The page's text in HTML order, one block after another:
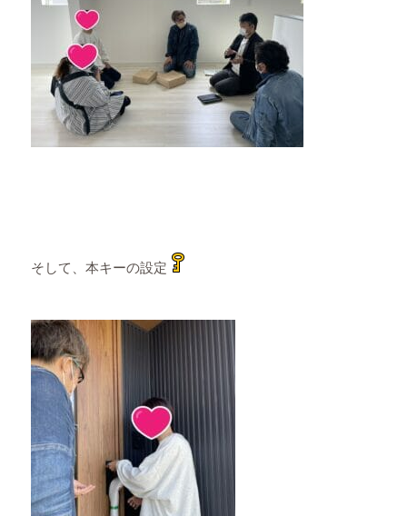
そして、本キーの設定